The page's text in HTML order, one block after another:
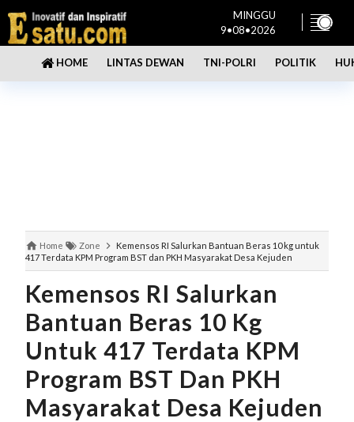
MINGGU
9•08•2026
HOME LINTAS DEWAN TNI-POLRI POLITIK
Home Zone
Kemensos RI Salurkan Bantuan Beras 10 kg untuk
417 Terdata KPM Program BST dan PKH Masyarakat Desa Kejuden
Kemensos RI Salurkan
Bantuan Beras 10 Kg
Untuk 417 Terdata KPM
Program BST Dan PKH
Masyarakat Desa Kejuden